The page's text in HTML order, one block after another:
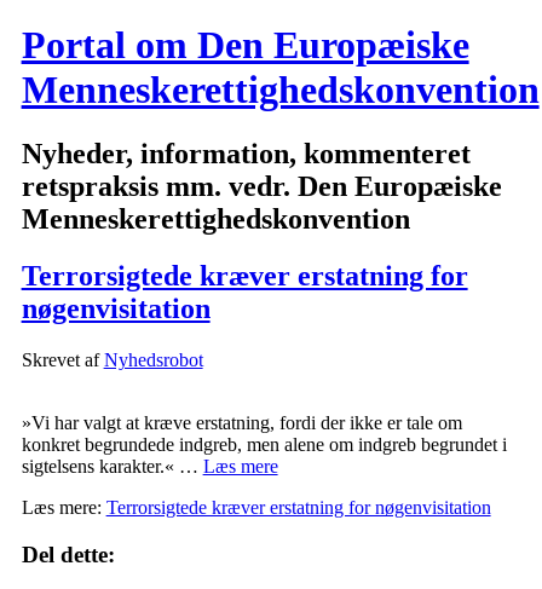
Portal om Den Europæiske
Menneskerettighedskonvention
Nyheder, information, kommenteret
retspraksis mm. vedr. Den Europæiske
Menneskerettighedskonvention
Terrorsigtede kræver erstatning for
nøgenvisitation
Skrevet afNyhedsrobot
»Vi har valgt at kræve erstatning, fordi der ikke er tale om
konkret begrundede indgreb, men alene om indgreb begrundet i
sigtelsens karakter.« … Læs mere
Læs mere: Terrorsigtede kræver erstatning for nøgenvisitation
Del dette: